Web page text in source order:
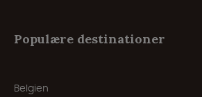
Populære destinationer
Belgien